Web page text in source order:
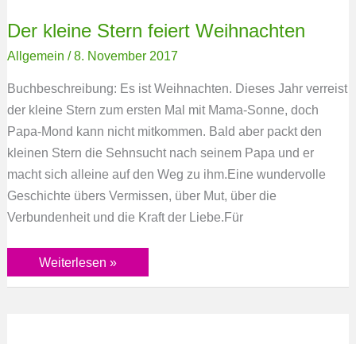
Der kleine Stern feiert Weihnachten
Allgemein /8. November 2017
Buchbeschreibung: Es ist Weihnachten. Dieses Jahr verreist
der kleine Stern zum ersten Mal mit Mama-Sonne, doch
Papa-Mond kann nicht mitkommen. Bald aber packt den
kleinen Stern die Sehnsucht nach seinem Papa und er
macht sich alleine auf den Weg zu ihm.Eine wundervolle
Geschichte übers Vermissen, über Mut, über die
Verbundenheit und die Kraft der Liebe.Für
Weiterlesen »